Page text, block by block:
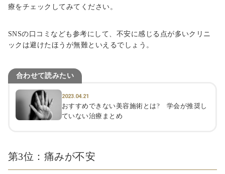
療をチェックしてみてください。
SNSの口コミなども参考にして、不安に感じる点が多いクリニ
ックは避けたほうが無難といえるでしょう。
合わせて読みたい
2023.04.21
おすすめできない美容施術とは? 学会が推奨し
ていない治療まとめ
第3位：痛みが不安